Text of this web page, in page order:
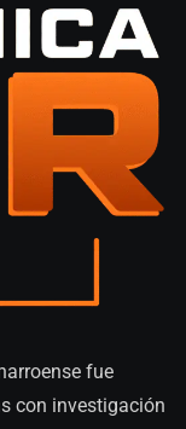
fue
con investigación